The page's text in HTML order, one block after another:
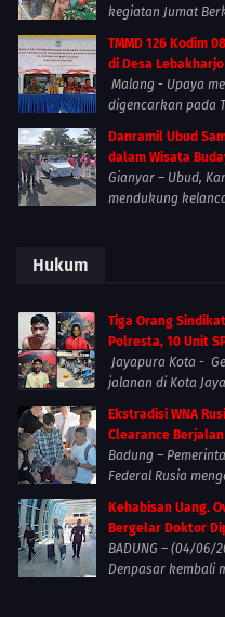
kegiatan Jumat
TMMD 126 Kodim
di Desa Lebakharjo
Malang - Upaya
digencarkan pada
Danramil Ubud
dalam Wisata
Gianyar – Ubud,
mendukung
Hukum
Tiga Orang
Polresta, 10 Unit
Jayapura Kota -
jalanan di Kota
Ekstradisi WNA
Clearance
Badung –
Federal Rusia
Kehabisan Uang.
Bergelar Doktor
BADUNG – (04/06/
Denpasar kembali